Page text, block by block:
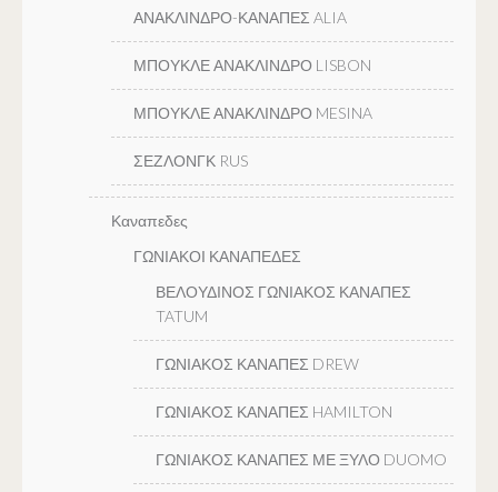
ΑΝΑΚΛΙΝΔΡΟ-ΚΑΝΑΠΕΣ ALIA
ΜΠΟΥΚΛΕ ΑΝΑΚΛΙΝΔΡΟ LISBON
ΜΠΟΥΚΛΕ ΑΝΑΚΛΙΝΔΡΟ MESINA
ΣΕΖΛΟΝΓΚ RUS
Καναπεδες
ΓΩΝΙΑΚΟΙ ΚΑΝΑΠΕΔΕΣ
ΒΕΛΟΥΔΙΝΟΣ ΓΩΝΙΑΚΟΣ ΚΑΝΑΠΕΣ
TATUM
ΓΩΝΙΑΚΟΣ ΚΑΝΑΠΕΣ DREW
ΓΩΝΙΑΚΟΣ ΚΑΝΑΠΕΣ HAMILTON
ΓΩΝΙΑΚΟΣ ΚΑΝΑΠΕΣ ΜΕ ΞΥΛΟ DUOMO